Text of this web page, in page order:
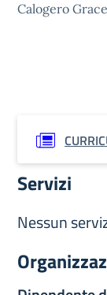
Calogero
Servizi
Nessun